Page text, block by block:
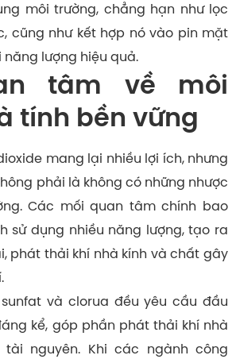
môi trường, chẳng hạn như lọc
cũng như kết hợp nó vào pin mặt
lượng hiệu quả.
tâm về môi
tính bền vững
mang lại nhiều lợi ích, nhưng
phải là không có những nhược
Các mối quan tâm chính bao
sử dụng nhiều năng lượng, tạo ra
phát thải khí nhà kính và chất gây
và clorua đều yêu cầu đầu
kể, góp phần phát thải khí nhà
nguyên. Khi các ngành công